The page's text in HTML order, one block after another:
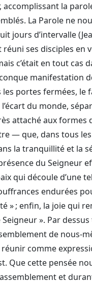
la
La Parole ne
jours d’intervalle
ses disciples en
c’était en tout cas
manifestation
portes fermées, le
du monde,
attaché aux formes
— que, dans tous
la tranquillité et la
du Seigneur
qui découle d’une
endurées
» ; enfin, la joie qui
». Par
de nous-
comme
Que cette pensée
et